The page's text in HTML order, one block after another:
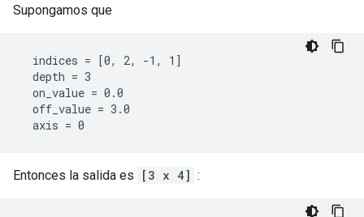
Supongamos que
  indices = [0, 2, -1, 1]
  depth = 3
  on_value = 0.0
  off_value = 3.0
  axis = 0
Entonces la salida es [3 x 4] :